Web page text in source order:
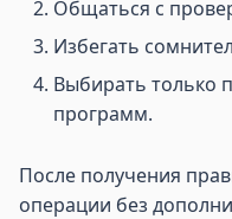
Общаться с
Избегать
Выбирать только
программ.
После получения
операции без